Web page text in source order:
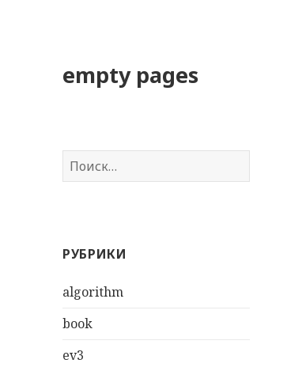
empty pages
Н
а
:РУБРИКИ
algorithm
book
ev3